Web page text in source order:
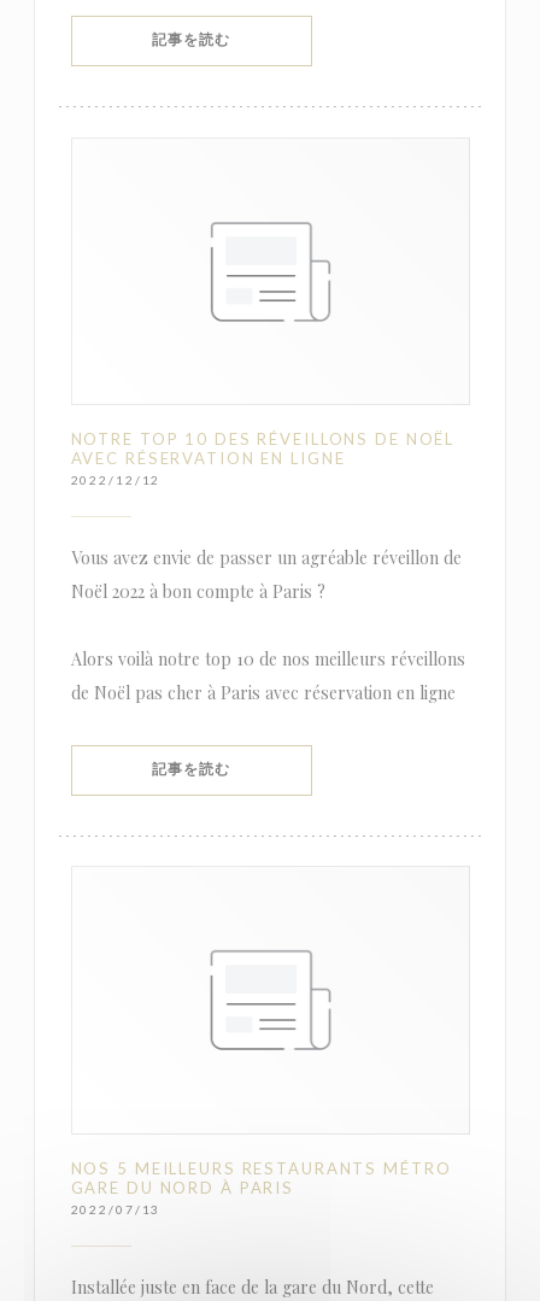
記事を読む
NOTRE TOP 10 DES RÉVEILLONS DE NOËL
AVEC RÉSERVATION EN LIGNE
2022/12/12
Vous avez envie de passer un agréable réveillon de
Noël 2022 à bon compte à Paris ?
Alors voilà notre top 10 de nos meilleurs réveillons
de Noël pas cher à Paris avec réservation en ligne
記事を読む
NOS 5 MEILLEURS RESTAURANTS MÉTRO
GARE DU NORD À PARIS
2022/07/13
Installée juste en face de la gare du Nord, cette